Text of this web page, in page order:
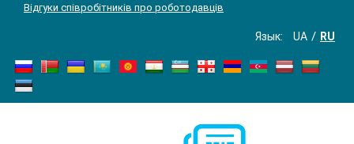
Відгуки співробітників про роботодавців
Язык: UA RU